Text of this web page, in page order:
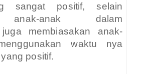
sangat positif, selain
anak-anak dalam
juga membiasakan anak-
waktu nya
positif.